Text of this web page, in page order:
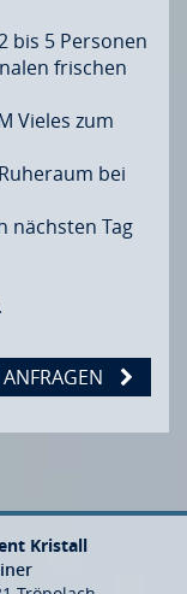
bis 5 Personen
frischen
Vieles zum
bei
nächsten Tag
Kristall